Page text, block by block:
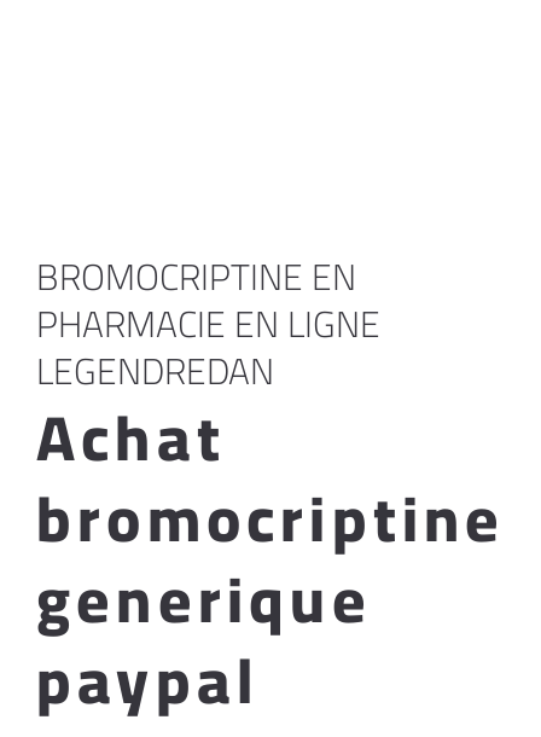
BROMOCRIPTINE EN
PHARMACIE EN LIGNE
LEGENDREDAN
Achat
bromocriptine
generique
paypal